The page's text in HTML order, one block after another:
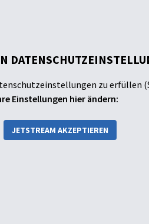
zu erfüllen
Einstellungen hier ändern:
JETSTREAM AKZEPTIEREN